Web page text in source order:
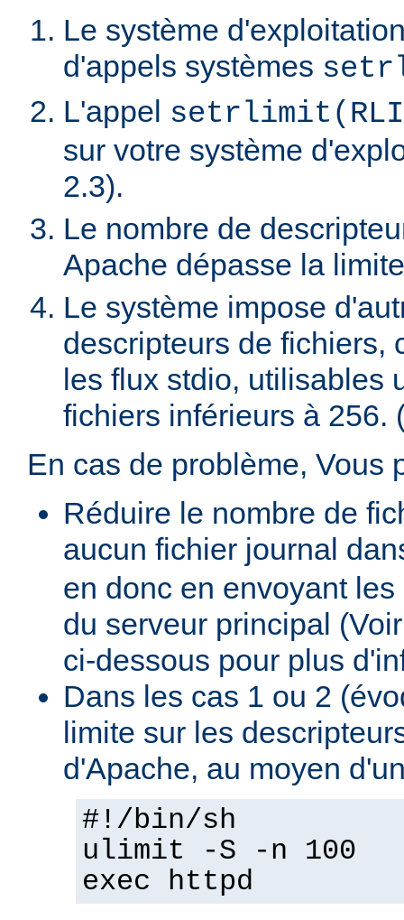
Le système
d'appels systèmes
L'appel
sur votre système
2.3).
Le nombre de
Apache dépasse la
Le système impose
descripteurs de fichiers,
les flux stdio, utilisables
fichiers inférieurs à 256.
En cas de problème, Vous
Réduire le nombre de
aucun fichier journal
en donc en envoyant
du serveur principal
ci-dessous pour plus
Dans les cas 1 ou 2
limite sur les
d'Apache, au moyen
#!/bin/sh
ulimit -S -n 100
exec httpd